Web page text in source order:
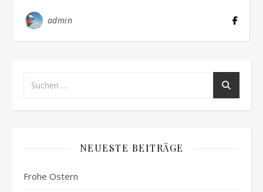
admin
NEUESTE BEITRÄGE
Frohe Ostern